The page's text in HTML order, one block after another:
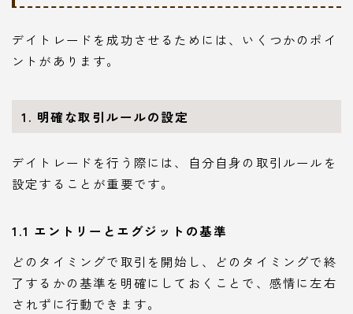
デイトレードを成功させるためには、いくつかのポイ
ントがあります。
1. 明確な取引ルールの設定
デイトレードを行う際には、自分自身の取引ルールを
設定することが重要です。
1.1 エントリーとエグジットの基準
どのタイミングで取引を開始し、どのタイミングで終
了するかの基準を明確にしておくことで、感情に左右
されずに行動できます。